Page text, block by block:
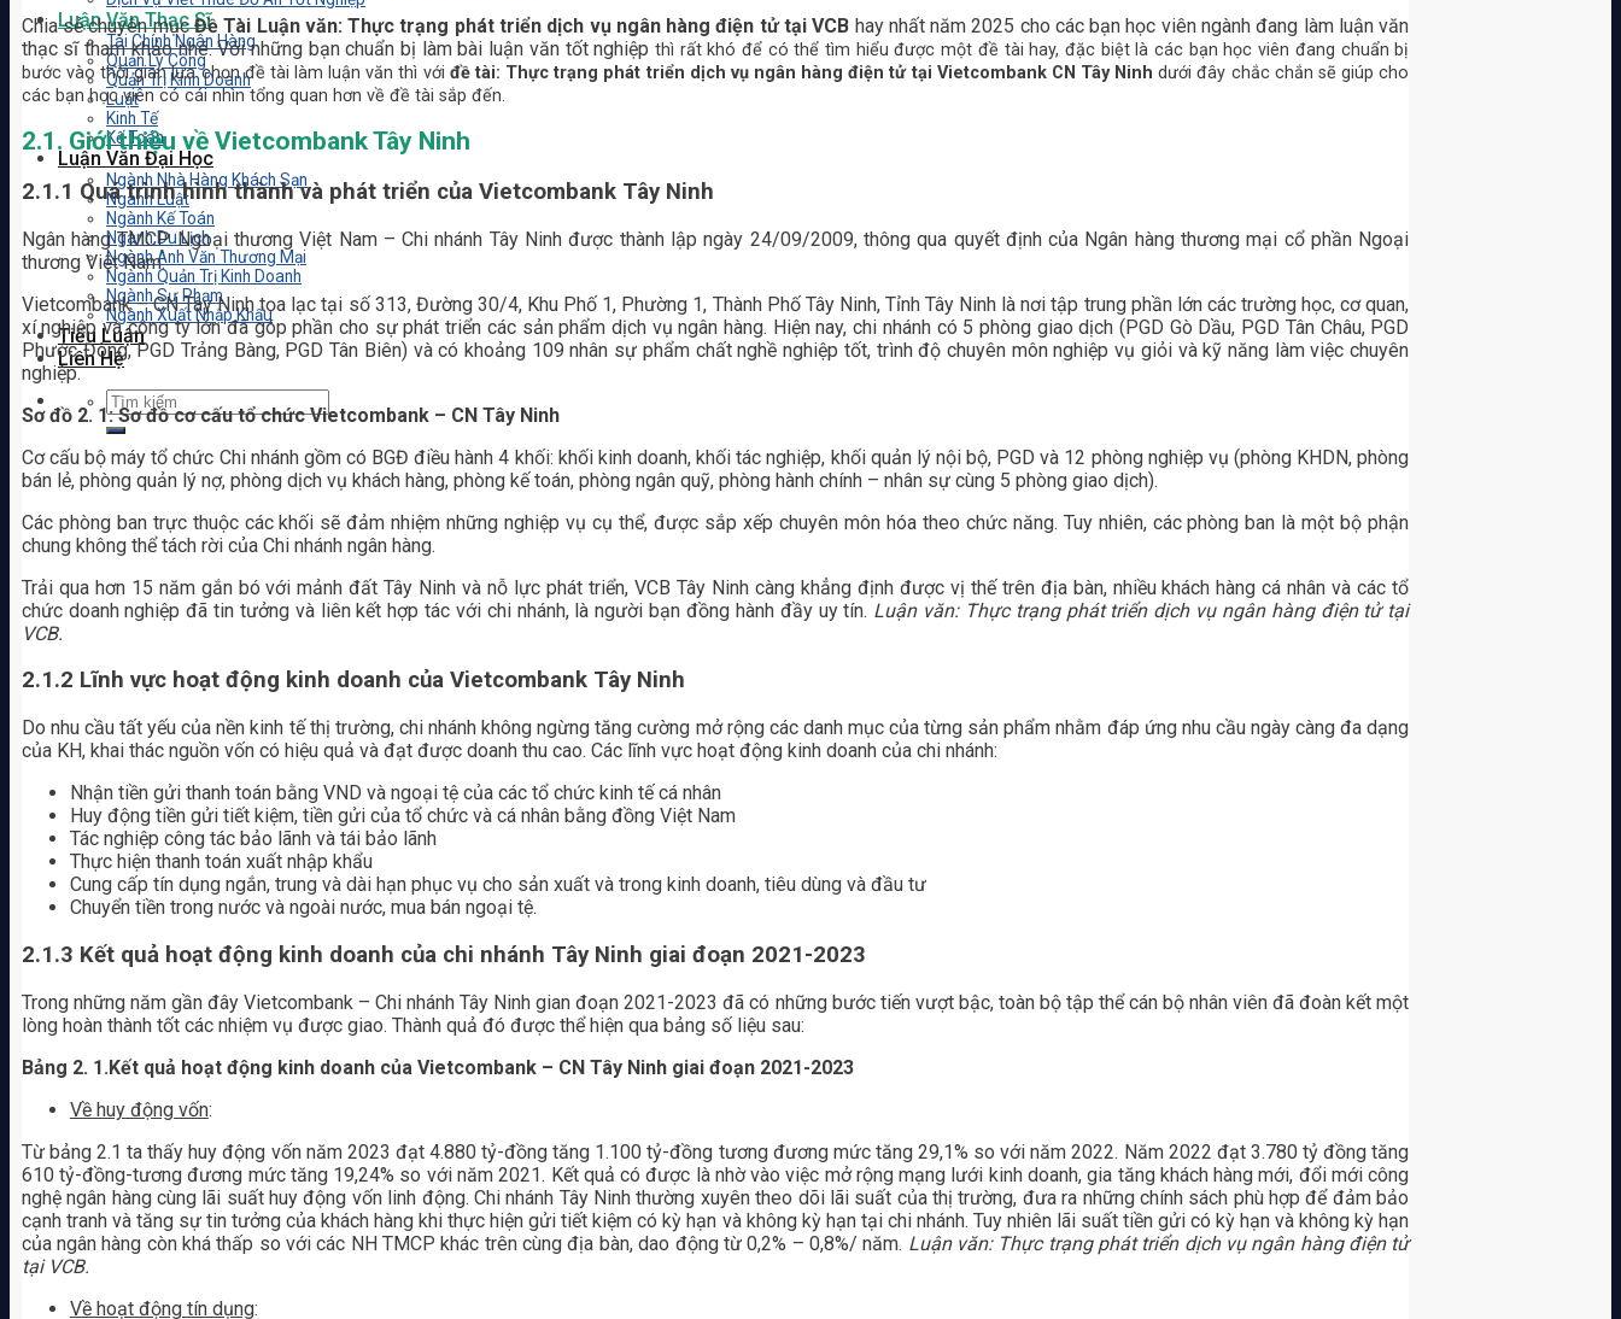
Luận Văn Thạc Sĩ
Tài Chính Ngân Hàng
Quản Lý Công
Quản Trị Kinh Doanh
Luật
Kinh Tế
Kế Toán
Luận Văn Đại Học
Ngành Nhà Hàng Khách Sạn
Ngành Luật
Ngành Kế Toán
Ngành Du Lịch
Ngành Anh Văn Thương Mại
Ngành Quản Trị Kinh Doanh
Ngành Sư Phạm
Ngành Xuất Nhập Khẩu
Tiểu Luận
Liên Hệ
Chia sẻ chuyên mụcĐề Tài Luận văn: Thực trạng phát triển dịch vụ ngân hàng điện tử tại VCB hay nhất năm 2025 cho các bạn học viên ngành đang làm luận văn
thạc sĩ tham khảo nhé. Với những bạn chuẩn bị làm bài luận văn tốt nghiệp thì rất khó để có thể tìm hiểu được một đề tài hay, đặc biệt là các bạn học viên đang chuẩn bị
bước vào thời gian lựa chọn đề tài làm luận văn thì với đề tài: Thực trạng phát triển dịch vụ ngân hàng điện tử tại Vietcombank CN Tây Ninh dưới đây chắc chắn sẽ giúp cho
các bạn học viên có cái nhìn tổng quan hơn về đề tài sắp đến.
2.1. Giới thiệu về Vietcombank Tây Ninh
2.1.1 Quá trình hình thành và phát triển của Vietcombank Tây Ninh
Ngân hàng TMCP Ngoại thương Việt Nam – Chi nhánh Tây Ninh được thành lập ngày 24/09/2009, thông qua quyết định của Ngân hàng thương mại cổ phần Ngoại
thương Việt Nam.
Vietcombank – CN Tây Ninh tọa lạc tại số 313, Đường 30/4, Khu Phố 1, Phường 1, Thành Phố Tây Ninh, Tỉnh Tây Ninh là nơi tập trung phần lớn các trường học, cơ quan,
xí nghiệp và công ty lớn đã góp phần cho sự phát triển các sản phẩm dịch vụ ngân hàng. Hiện nay, chi nhánh có 5 phòng giao dịch (PGD Gò Dầu, PGD Tân Châu, PGD
Phước Đông, PGD Trảng Bàng, PGD Tân Biên) và có khoảng 109 nhân sự phẩm chất nghề nghiệp tốt, trình độ chuyên môn nghiệp vụ giỏi và kỹ năng làm việc chuyên
nghiệp.
Sơ đồ 2. 1: Sơ đồ cơ cấu tổ chức Vietcombank – CN Tây Ninh
Cơ cấu bộ máy tổ chức Chi nhánh gồm có BGĐ điều hành 4 khối: khối kinh doanh, khối tác nghiệp, khối quản lý nội bộ, PGD và 12 phòng nghiệp vụ (phòng KHDN, phòng
bán lẻ, phòng quản lý nợ, phòng dịch vụ khách hàng, phòng kế toán, phòng ngân quỹ, phòng hành chính – nhân sự cùng 5 phòng giao dịch).
Các phòng ban trực thuộc các khối sẽ đảm nhiệm những nghiệp vụ cụ thể, được sắp xếp chuyên môn hóa theo chức năng. Tuy nhiên, các phòng ban là một bộ phận
chung không thể tách rời của Chi nhánh ngân hàng.
Trải qua hơn 15 năm gắn bó với mảnh đất Tây Ninh và nỗ lực phát triển, VCB Tây Ninh càng khẳng định được vị thế trên địa bàn, nhiều khách hàng cá nhân và các tổ
chức doanh nghiệp đã tin tưởng và liên kết hợp tác với chi nhánh, là người bạn đồng hành đầy uy tín. Luận văn: Thực trạng phát triển dịch vụ ngân hàng điện tử tại
VCB.
2.1.2 Lĩnh vực hoạt động kinh doanh của Vietcombank Tây Ninh
Do nhu cầu tất yếu của nền kinh tế thị trường, chi nhánh không ngừng tăng cường mở rộng các danh mục của từng sản phẩm nhằm đáp ứng nhu cầu ngày càng đa dạng
của KH, khai thác nguồn vốn có hiệu quả và đạt được doanh thu cao. Các lĩnh vực hoạt động kinh doanh của chi nhánh:
Nhận tiền gửi thanh toán bằng VND và ngoại tệ của các tổ chức kinh tế cá nhân
Huy động tiền gửi tiết kiệm, tiền gửi của tổ chức và cá nhân bằng đồng Việt Nam
Tác nghiệp công tác bảo lãnh và tái bảo lãnh
Thực hiện thanh toán xuất nhập khẩu
Cung cấp tín dụng ngắn, trung và dài hạn phục vụ cho sản xuất và trong kinh doanh, tiêu dùng và đầu tư
Chuyển tiền trong nước và ngoài nước, mua bán ngoại tệ.
2.1.3 Kết quả hoạt động kinh doanh của chi nhánh Tây Ninh giai đoạn 2021-2023
Trong những năm gần đây Vietcombank – Chi nhánh Tây Ninh gian đoạn 2021-2023 đã có những bước tiến vượt bậc, toàn bộ tập thể cán bộ nhân viên đã đoàn kết một
lòng hoàn thành tốt các nhiệm vụ được giao. Thành quả đó được thể hiện qua bảng số liệu sau:
Bảng 2. 1.Kết quả hoạt động kinh doanh của Vietcombank – CN Tây Ninh giai đoạn 2021-2023
Về huy động vốn:
Từ bảng 2.1 ta thấy huy động vốn năm 2023 đạt 4.880 tỷ-đồng tăng 1.100 tỷ-đồng tương đương mức tăng 29,1% so với năm 2022. Năm 2022 đạt 3.780 tỷ đồng tăng
610 tỷ-đồng-tương đương mức tăng 19,24% so với năm 2021. Kết quả có được là nhờ vào việc mở rộng mạng lưới kinh doanh, gia tăng khách hàng mới, đổi mới công
nghệ ngân hàng cùng lãi suất huy động vốn linh động. Chi nhánh Tây Ninh thường xuyên theo dõi lãi suất của thị trường, đưa ra những chính sách phù hợp để đảm bảo
cạnh tranh và tăng sự tin tưởng của khách hàng khi thực hiện gửi tiết kiệm có kỳ hạn và không kỳ hạn tại chi nhánh. Tuy nhiên lãi suất tiền gửi có kỳ hạn và không kỳ hạn
của ngân hàng còn khá thấp so với các NH TMCP khác trên cùng địa bàn, dao động từ 0,2% – 0,8%/ năm. Luận văn: Thực trạng phát triển dịch vụ ngân hàng điện tử
tại VCB.
Về hoạt động tín dụng: